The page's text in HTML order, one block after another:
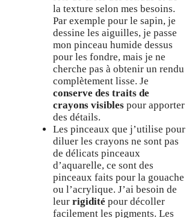
la texture selon mes besoins.
Par exemple pour le sapin, je
dessine les aiguilles, je passe
mon pinceau humide dessus
pour les fondre, mais je ne
cherche pas à obtenir un rendu
complètement lisse. Je
conserve des traits de
crayons visibles pour apporter
des détails.
Les pinceaux que j’utilise pour
diluer les crayons ne sont pas
de délicats pinceaux
d’aquarelle, ce sont des
pinceaux faits pour la gouache
ou l’acrylique. J’ai besoin de
leurrigidité pour décoller
facilement les pigments. Les